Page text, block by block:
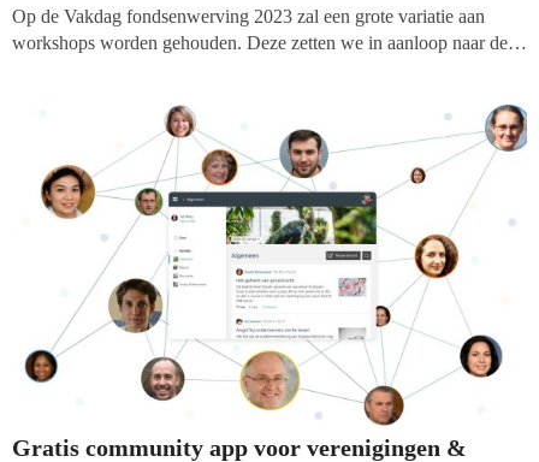
Op de Vakdag fondsenwerving 2023 zal een grote variatie aan
workshops worden gehouden. Deze zetten we in aanloop naar de
engagement vertalen met multi channel donor journeys en hoe Save
the Children werft met Salesforce.
Gratis community app voor verenigingen &